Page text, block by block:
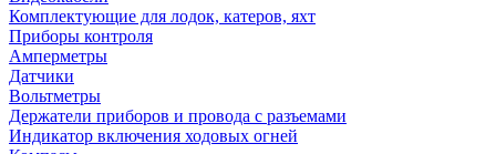
Комплектующие для лодок, катеров, яхт
Приборы контроля
Амперметры
Датчики
Вольтметры
Держатели приборов и провода с разъемами
Индикатор включения ходовых огней